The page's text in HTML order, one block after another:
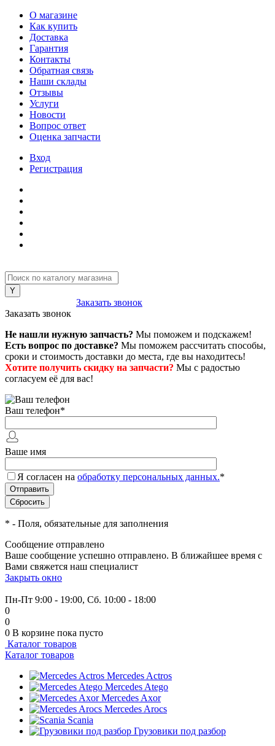
О магазине
Как купить
Доставка
Гарантия
Контакты
Обратная связь
Наши склады
Отзывы
Услуги
Новости
Вопрос ответ
Оценка запчасти
Вход
Регистрация
Заказать звонок
Заказать звонок
Не нашли нужную запчасть? Мы поможем и подскажем!
Есть вопрос по доставке? Мы поможем рассчитать способы,
сроки и стоимость доставки до места, где вы находитесь!
Хотите получить скидку на запчасти? Мы с радостью
согласуем её для вас!
Ваш телефон*
Ваше имя
Я согласен на обработку персональных данных.*
* - Поля, обязательные для заполнения
Сообщение отправлено
Ваше сообщение успешно отправлено. В ближайшее время с
Вами свяжется наш специалист
Закрыть окно
Пн-Пт 9:00 - 19:00, Сб. 10:00 - 18:00
0
0
0 В корзине пока пусто
Каталог товаров
Каталог товаров
Mercedes Actros
Mercedes Atego
Mercedes Axor
Mercedes Arocs
Scania
Грузовики под разбор